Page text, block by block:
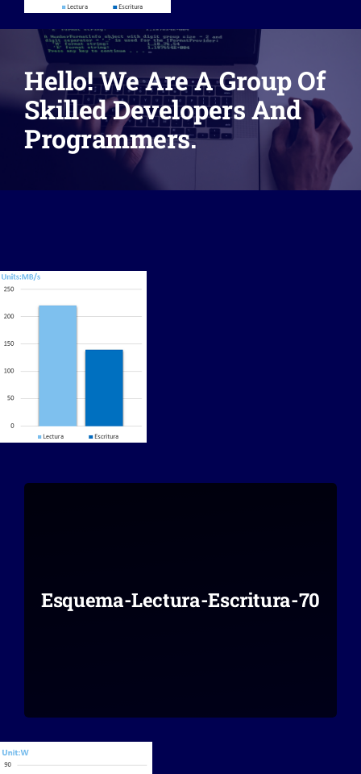
Contacto
Captura de Datos
Hello! We Are A Group Of
Skilled Developers And
Programmers.
Esquema-Lectura-Escritura-70